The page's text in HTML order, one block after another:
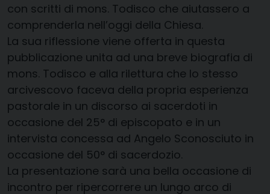
con scritti di mons. Todisco che aiutassero a
comprenderla nell’oggi della Chiesa.
La sua riflessione viene offerta in questa
pubblicazione unita ad una breve biografia di
mons. Todisco e alla rilettura che lo stesso
arcivescovo faceva della propria esperienza
pastorale in un discorso ai sacerdoti in
occasione del 25° di episcopato e in un
intervista concessa ad Angelo Sconosciuto in
occasione del 50° di sacerdozio.
La presentazione sarà una bella occasione di
incontro per ripercorrere un lungo arco di